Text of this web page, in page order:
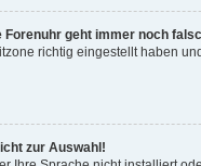
Forenuhr geht immer noch
richtig eingestellt haben
zur Auswahl!